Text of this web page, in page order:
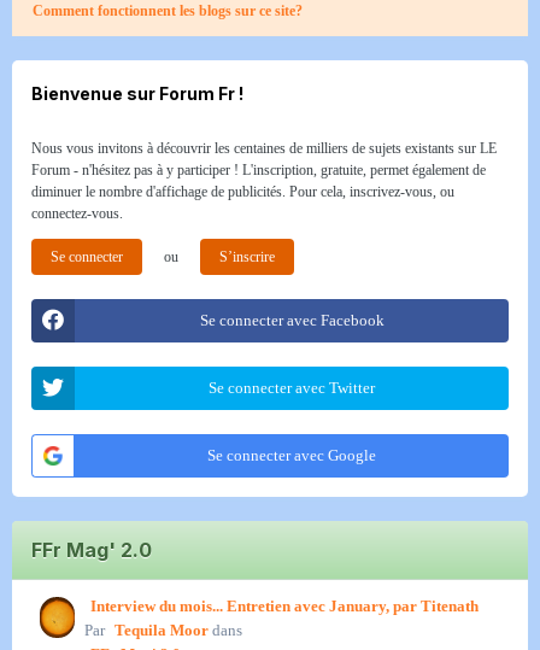
Comment fonctionnent les blogs sur ce site?
Bienvenue sur Forum Fr !
Nous vous invitons à découvrir les centaines de milliers de sujets existants sur LE
Forum - n'hésitez pas à y participer ! L'inscription, gratuite, permet également de
diminuer le nombre d'affichage de publicités. Pour cela, inscrivez-vous, ou
connectez-vous.
Se connecter ou S’inscrire
Se connecter avec Facebook
Se connecter avec Twitter
Se connecter avec Google
FFr Mag' 2.0
Interview du mois... Entretien avec January, par Titenath
Par Tequila Moor dans